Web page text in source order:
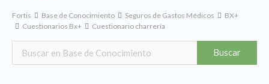
Fortis Base de Conocimiento Seguros de Gastos Médicos
BX+
Cuestionarios Bx+
Cuestionario charrería